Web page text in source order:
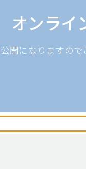
オンライ
開になりますので